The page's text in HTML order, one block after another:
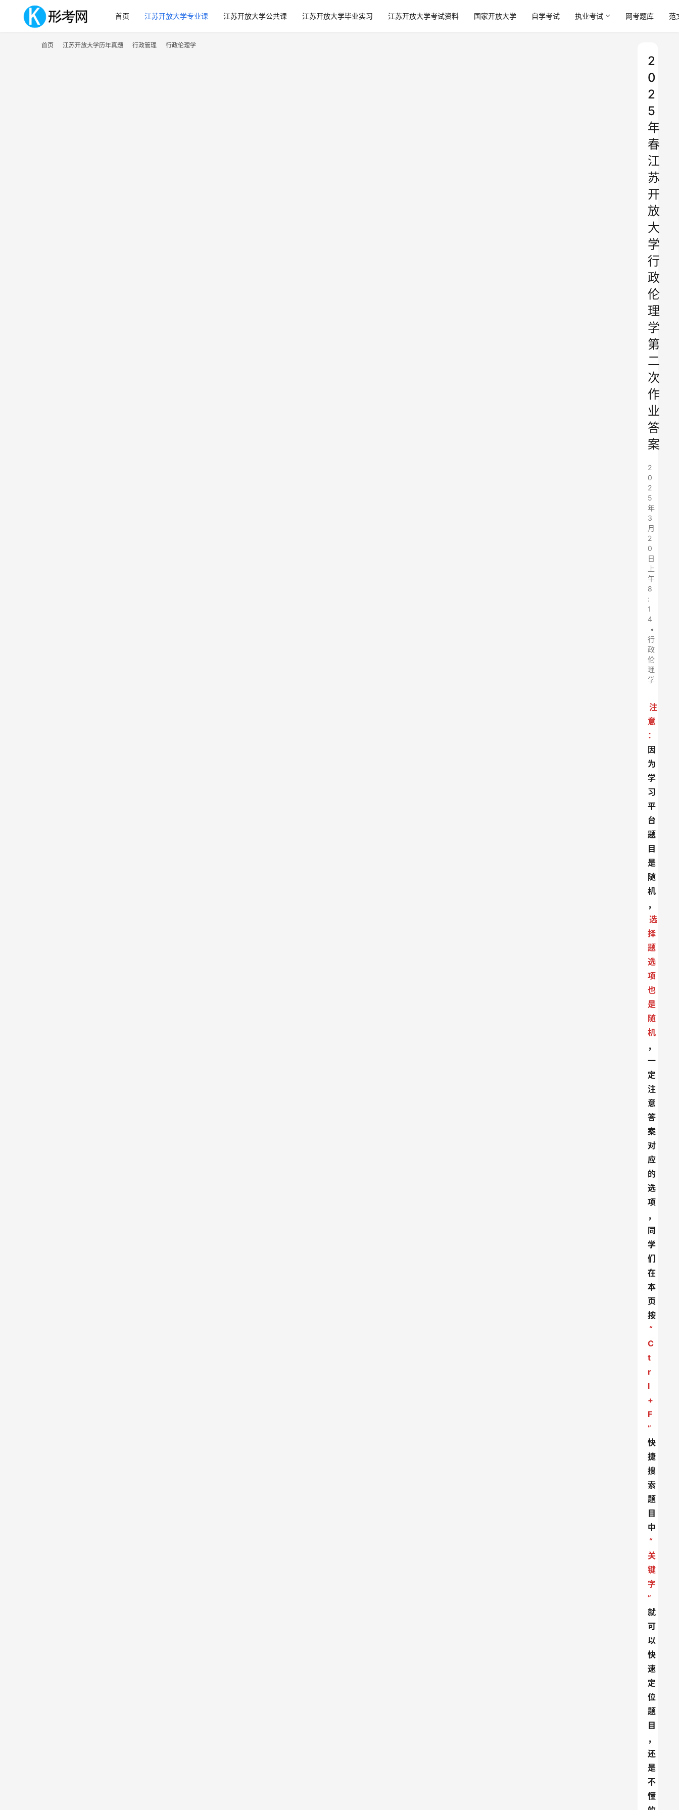
首页 江苏开放大学专业课 江苏开放大学公共课 江苏开放大学毕业实习 江苏开放大学考试资料 国家开放大学 自学考试 执业考试 网考题库 范
首页 江苏开放大学历年真题 行政管理 行政伦理学
2
0
2
5
年
春
江
苏
开
放
大
学
行
政
伦
理
学
第
二
次
作
业
答
案
2
0
2
5
年
3
月
2
0
日
上
午
8
:
1
4
•
行
政
伦
理
学
注
意
：
因
为
学
习
平
台
题
目
是
随
机
，
选
择
题
选
项
也
是
随
机
，
一
定
注
意
答
案
对
应
的
选
项
，
同
学
们
在
本
页
按
“
C
t
r
l
+
F
”
快
捷
搜
索
题
目
中
“
关
键
字
”
就
可
以
快
速
定
位
题
目
，
还
是
不
懂